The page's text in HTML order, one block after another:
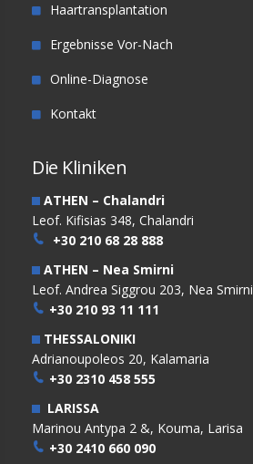
Haartransplantation
Ergebnisse Vor-Nach
Online-Diagnose
Kontakt
Die Kliniken
ATHEN – Chalandri
Leof. Kifisias 348, Chalandri
+30 210 68 28 888
ATHEN – Nea Smirni
Leof. Andrea Siggrou 203, Nea Smirni
+30 210 93 11 111
THESSALONIKI
Adrianoupoleos 20, Kalamaria
+30 2310 458 555
LARISSA
Marinou Antypa 2 &, Kouma, Larisa
+30 2410 660 090